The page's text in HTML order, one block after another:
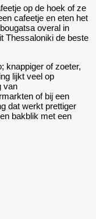
op de hoek of ze
cafeetje en eten het
overal in
Thessaloniki de beste
knappiger of zoeter,
lijkt veel op
van
of bij een
dat werkt prettiger
bakblik met een